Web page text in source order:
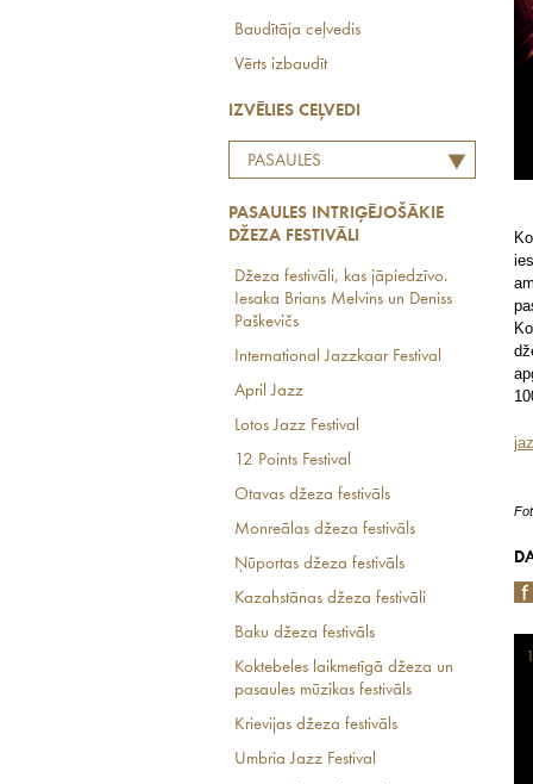
Baudītāja ceļvedis
Vērts izbaudīt
IZVĒLIES CEĻVEDI
PASAULES
FESTIVĀLI
PASAULES INTRIĢĒJOŠĀKIE
DŽEZA FESTIVĀLI
Džeza festivāli, kas jāpiedzīvo.
Iesaka Brians Melvins un Deniss
Paškevičs
International Jazzkaar Festival
April Jazz
Lotos Jazz Festival
12 Points Festival
Otavas džeza festivāls
Monreālas džeza festivāls
Ņūportas džeza festivāls
Kazahstānas džeza festivāli
Baku džeza festivāls
Koktebeles laikmetīgā džeza un
pasaules mūzikas festivāls
Krievijas džeza festivāls
Umbria Jazz Festival